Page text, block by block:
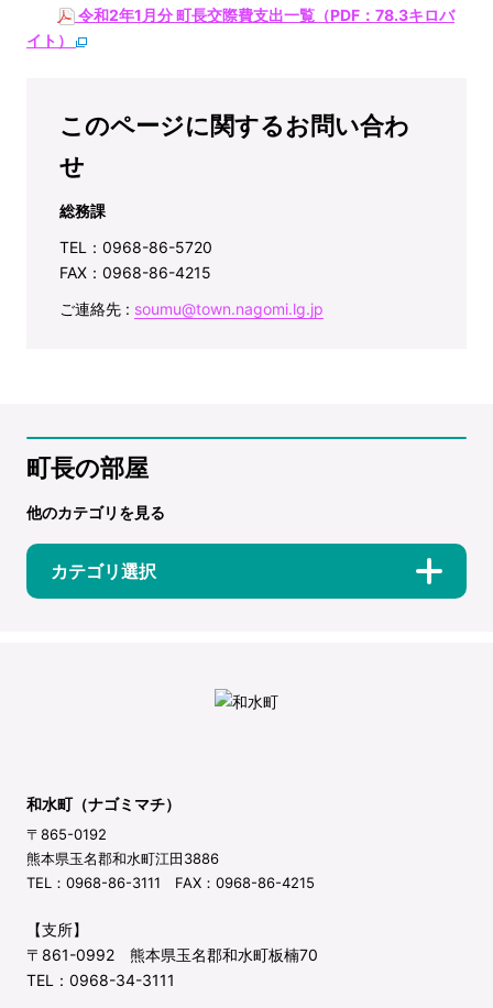
令和2年1月分 町長交際費支出一覧（PDF：78.3キロバ
イト）
このページに関するお問い合わ
せ
総務課
TEL：0968-86-5720
FAX：0968-86-4215
ご連絡先 : soumu@town.nagomi.lg.jp
町長の部屋
他のカテゴリを見る
カテゴリ選択
和水町（ナゴミマチ）
〒865-0192
熊本県玉名郡和水町江田3886
TEL：0968-86-3111 FAX：0968-86-4215
【支所】
〒861-0992 熊本県玉名郡和水町板楠70
TEL：0968-34-3111